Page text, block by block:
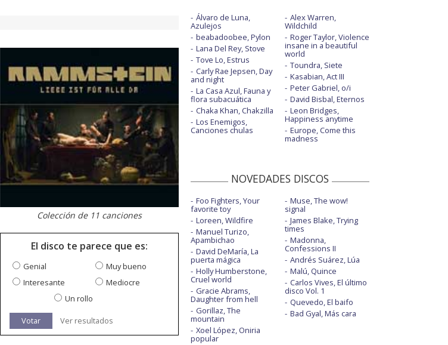
Colección de 11 canciones
El disco te parece que es:
Genial
Muy bueno
Interesante
Mediocre
Un rollo
Votar Ver resultados
Álvaro de Luna,
Azulejos
beabadoobee, Pylon
Lana Del Rey, Stove
Tove Lo, Estrus
Carly Rae Jepsen, Day
and night
La Casa Azul, Fauna y
flora subacuática
Chaka Khan, Chakzilla
Los Enemigos,
Canciones chulas
Alex Warren,
Wildchild
Roger Taylor, Violence
insane in a beautiful
world
Toundra, Siete
Kasabian, Act III
Peter Gabriel, o/i
David Bisbal, Eternos
Leon Bridges,
Happiness anytime
Europe, Come this
madness
NOVEDADES DISCOS
Foo Fighters, Your
favorite toy
Loreen, Wildfire
Manuel Turizo,
Apambichao
David DeMaría, La
puerta mágica
Holly Humberstone,
Cruel world
Gracie Abrams,
Daughter from hell
Gorillaz, The
mountain
Xoel López, Oniria
popular
Muse, The wow!
signal
James Blake, Trying
times
Madonna,
Confessions II
Andrés Suárez, Lúa
Malú, Quince
Carlos Vives, El último
disco Vol. 1
Quevedo, El baifo
Bad Gyal, Más cara